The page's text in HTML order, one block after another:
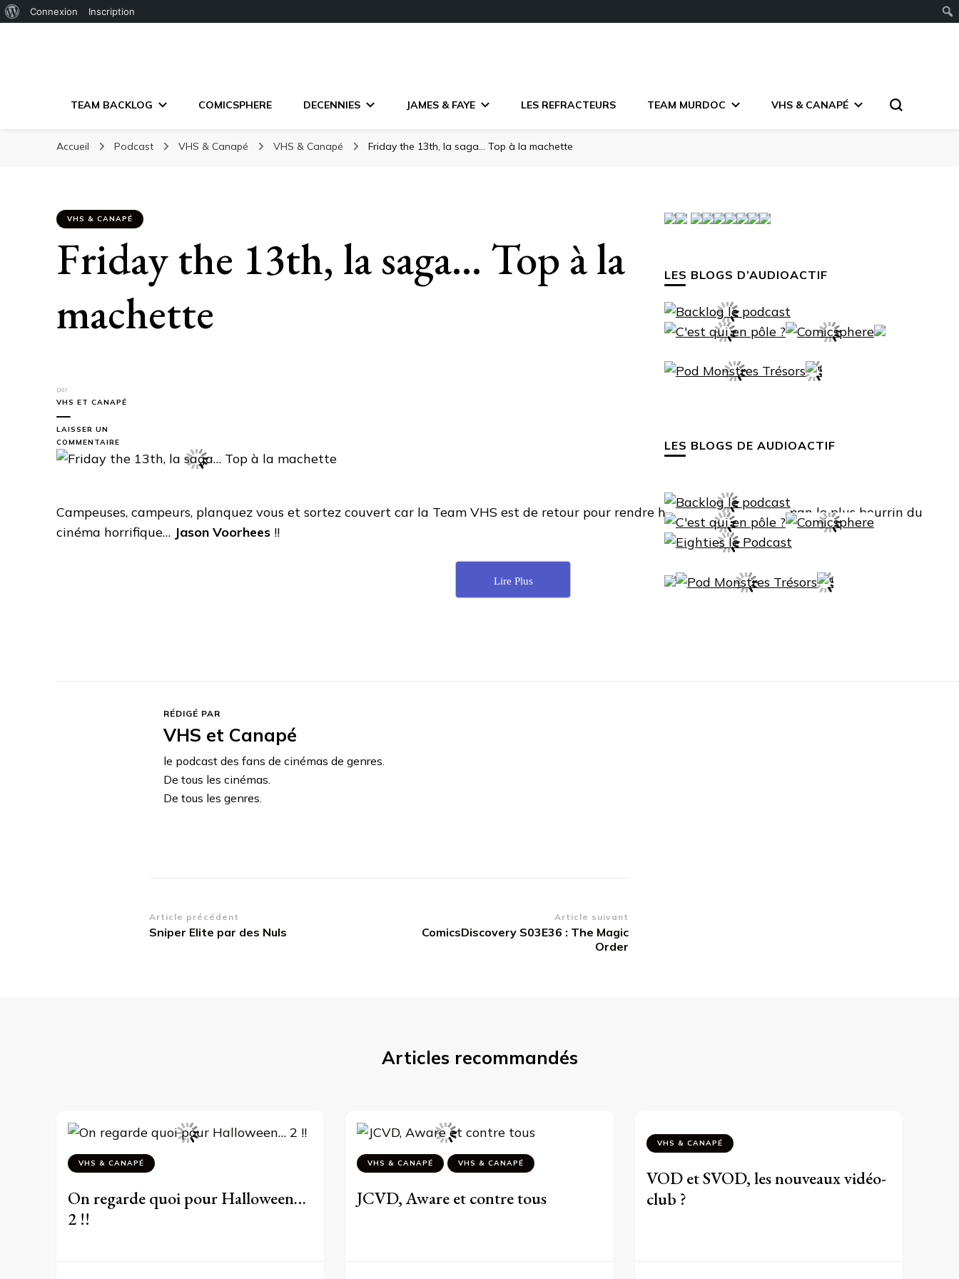
Connexion Inscription
TEAM BACKLOG COMICSPHERE DECENNIES JAMES & FAYE LES REFRACTEURS TEAM MURDOC VHS & CANAPÉ
Accueil Podcast VHS & Canapé VHS & Canapé Friday the 13th, la saga… Top à la machette
VHS & CANAPÉ
Friday the 13th, la saga… Top à la
machette
par
VHS ET CANAPÉ
LAISSER UN
COMMENTAIRE
FRIDAY
TOP
À
Campeuses, campeurs, planquez vous et sortez couvert car la Team VHS est de retour pour rendre hommage au boogeyman le plus bourrin du
cinéma horrifique… Jason Voorhees !!
Lire Plus
RÉDIGÉ PAR
VHS et Canapé
le podcast des fans de cinémas de genres.
De tous les cinémas.
De tous les genres.
Navigation
d’article
Article précédent
Sniper Elite par des Nuls
Article suivant
ComicsDiscovery S03E36 : The Magic
Order
LES BLOGS D’AUDIOACTIF
LES BLOGS DE AUDIOACTIF
Articles recommandés
VHS & CANAPÉ
On regarde quoi pour Halloween…
2 !!
VHS & CANAPÉ VHS & CANAPÉ
JCVD, Aware et contre tous
VHS & CANAPÉ
VOD et SVOD, les nouveaux vidéo-
club ?